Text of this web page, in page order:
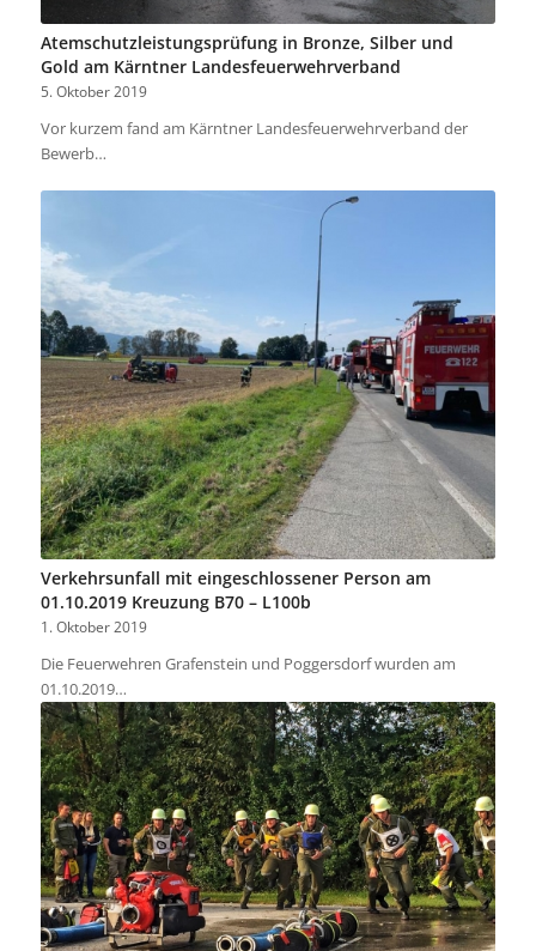
Atemschutzleistungsprüfung in Bronze, Silber und
Gold am Kärntner Landesfeuerwehrverband
5. Oktober 2019
Vor kurzem fand am Kärntner Landesfeuerwehrverband der
Bewerb…
Verkehrsunfall mit eingeschlossener Person am
01.10.2019 Kreuzung B70 – L100b
1. Oktober 2019
Die Feuerwehren Grafenstein und Poggersdorf wurden am
01.10.2019…